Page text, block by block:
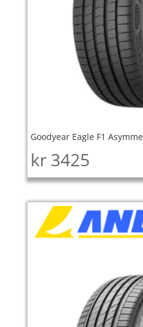
Goodyear Eagle F1
kr 3425